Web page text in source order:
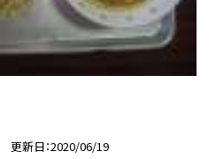
更新日 2020/06/19